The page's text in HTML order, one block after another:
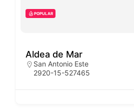
POPULAR
Aldea de Mar
San Antonio Este
2920-15-527465